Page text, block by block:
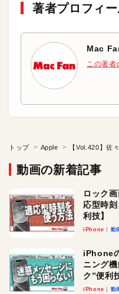
著者プロフィ
Mac
この著者
トップ Apple
動画の新着記事
ロック
応型時
利技】
iPhone 動
iPhone
ニング
ク”便利
iPhone 動